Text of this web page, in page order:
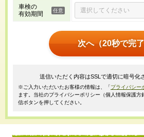
車検の
有効期間
次へ（20秒で完
送信いただく内容はSSLで適切に暗号化
※ご入力いただいたお客様の情報は、「プライバシー
ます。当社のプライバシーポリシー（個人情報保護方
信ボタンを押してください。